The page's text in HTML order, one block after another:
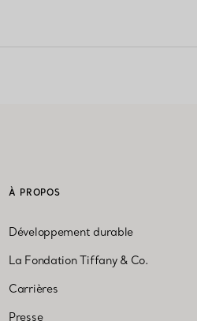
À PROPOS
Développement durable
La Fondation Tiffany & Co.
Carrières
Presse